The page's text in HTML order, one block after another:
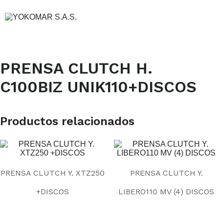
PRENSA CLUTCH H.
C100BIZ UNIK110+DISCOS
Productos relacionados
PRENSA CLUTCH Y. XTZ250
+DISCOS
PRENSA CLUTCH Y.
LIBERO110 MV (4) DISCOS